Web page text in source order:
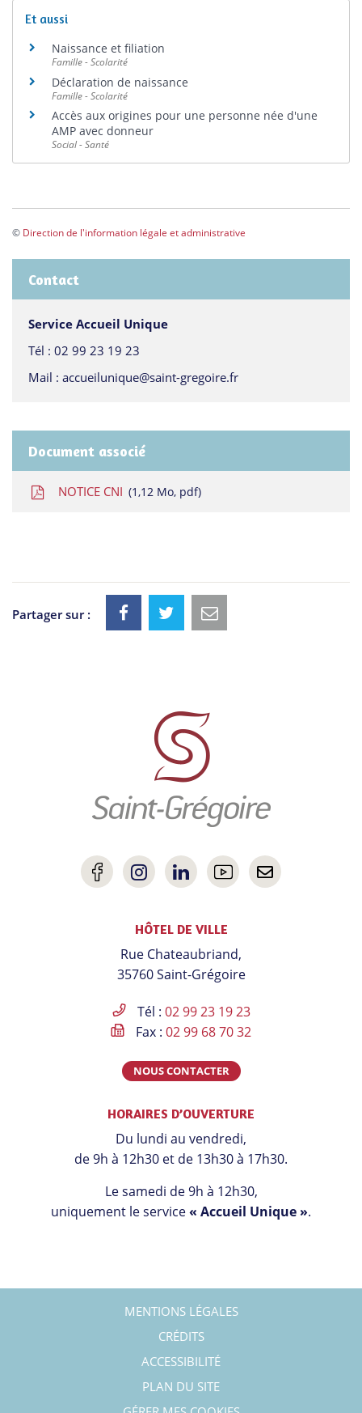
Et aussi
Naissance et filiation
Famille - Scolarité
Déclaration de naissance
Famille - Scolarité
Accès aux origines pour une personne née d'une
AMP avec donneur
Social - Santé
© Direction de l'information légale et administrative
Contact
Service Accueil Unique
Tél : 02 99 23 19 23
Mail : accueilunique@saint-gregoire.fr
Document associé
NOTICE CNI 1,12 Mo, pdf
Partager sur :
Informations
Lien
compte
Facebook
Lien
vers
le
compte
Instagram
Lien
compte
Linkedin
Lien
la
chaîne
Youtube
Nous
HÔTEL DE VILLE
Rue Chateaubriand,
35760 Saint-Grégoire
Tél : 02 99 23 19 23
Fax : 02 99 68 70 32
NOUS CONTACTER
HORAIRES D’OUVERTURE
Du lundi au vendredi,
de 9h à 12h30 et de 13h30 à 17h30.
Le samedi de 9h à 12h30,
uniquement le service« Accueil Unique ».
MENTIONS LÉGALES
CRÉDITS
ACCESSIBILITÉ
PLAN DU SITE